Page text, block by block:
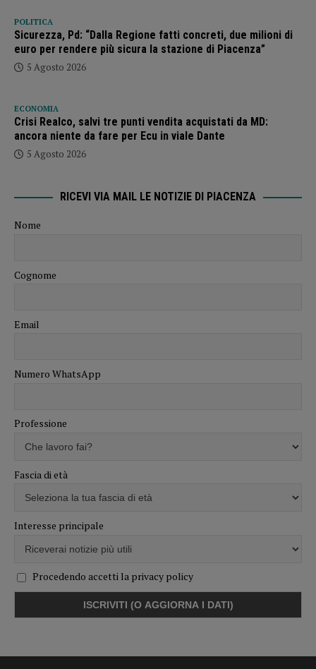
POLITICA
Sicurezza, Pd: “Dalla Regione fatti concreti, due milioni di
euro per rendere più sicura la stazione di Piacenza”
5 Agosto 2026
ECONOMIA
Crisi Realco, salvi tre punti vendita acquistati da MD:
ancora niente da fare per Ecu in viale Dante
5 Agosto 2026
RICEVI VIA MAIL LE NOTIZIE DI PIACENZA
Nome
Cognome
Email
Numero WhatsApp
Professione
Fascia di età
Interesse principale
Procedendo accetti la privacy policy